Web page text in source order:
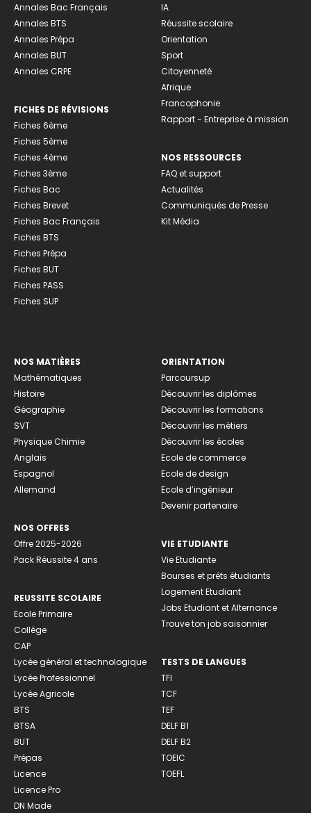
Annales Bac Français
Annales BTS
Annales Prépa
Annales BUT
Annales CRPE
FICHES DE RÉVISIONS
Fiches 6ème
Fiches 5ème
Fiches 4ème
Fiches 3ème
Fiches Bac
Fiches Brevet
Fiches Bac Français
Fiches BTS
Fiches Prépa
Fiches BUT
Fiches PASS
Fiches SUP
IA
Réussite scolaire
Orientation
Sport
Citoyenneté
Afrique
Francophonie
Rapport - Entreprise à mission
NOS RESSOURCES
FAQ et support
Actualités
Communiqués de Presse
Kit Média
NOS MATIÈRES
Mathématiques
Histoire
Géographie
SVT
Physique Chimie
Anglais
Espagnol
Allemand
NOS OFFRES
Offre 2025-2026
Pack Réussite 4 ans
REUSSITE SCOLAIRE
Ecole Primaire
Collège
CAP
Lycée général et technologique
Lycée Professionnel
Lycée Agricole
BTS
BTSA
BUT
Prépas
Licence
Licence Pro
DN Made
ORIENTATION
Parcoursup
Découvrir les diplômes
Découvrir les formations
Découvrir les métiers
Découvrir les écoles
Ecole de commerce
Ecole de design
Ecole d’ingénieur
Devenir partenaire
VIE ETUDIANTE
Vie Etudiante
Bourses et prêts étudiants
Logement Etudiant
Jobs Etudiant et Alternance
Trouve ton job saisonnier
TESTS DE LANGUES
TFI
TCF
TEF
DELF B1
DELF B2
TOEIC
TOEFL